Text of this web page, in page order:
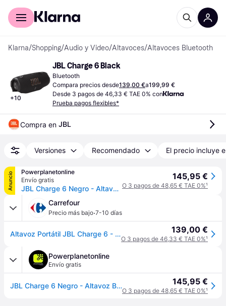
Comprar con Klarna
Klarna/Shopping/Audio y Video/Altavoces/Altavoces Bluetooth
+10
JBL Charge 6 Black
Bluetooth
Compara precios desde139,00 €a199,99 €
Desde 3 pagos de 46,33 € TAE 0% con
Prueba pagos flexibles*
Compra en JBL
Versiones Recomendado El precio incluye
Anuncio
Powerplanetonline
Envío gratis
JBL Charge 6 Negro - Altavoz Bluetooth
145,95 €
O 3 pagos de 48,65 € TAE 0%¹
Carrefour
Precio más bajo·7-10 días
Altavoz Portátil JBL Charge 6 - Negro 139,00 €
O 3 pagos de 46,33 € TAE 0%¹
Powerplanetonline
Envío gratis
JBL Charge 6 Negro - Altavoz Bluetooth 145,95 €
O 3 pagos de 48,65 € TAE 0%¹